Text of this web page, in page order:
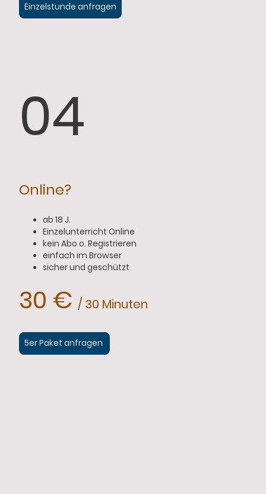
Einzelstunde anfragen
04
Online?
ab 18 J.
Einzelunterricht Online
kein Abo o. Registrieren
einfach im Browser
sicher und geschützt
30 € / 30 Minuten
5er Paket anfragen